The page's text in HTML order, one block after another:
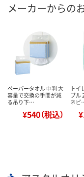
メーカーからの
ペーパータオル 中判 大
容量で交換の手間が減
る吊り下…
¥540（税込）
トイ
ブル
ネピ